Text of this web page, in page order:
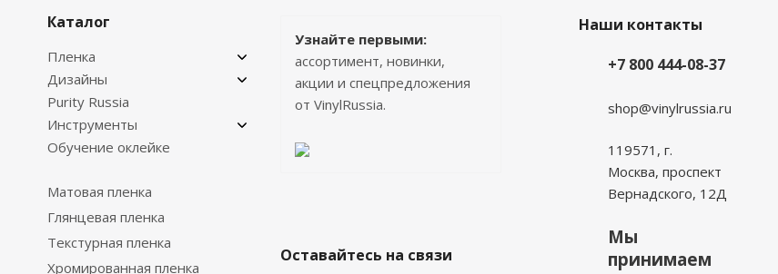
Каталог
Пленка
Дизайны
Purity Russia
Инструменты
Обучение оклейке
Матовая пленка
Глянцевая пленка
Текстурная пленка
Хромированная пленка
Узнайте первыми:
ассортимент, новинки,
акции и спецпредложения
от VinylRussia.
Оставайтесь на связи
Наши контакты
+7 800 444-08-37
shop@vinylrussia.ru
119571,г.
Москва, проспект
Вернадского, 12Д
Мы
принимаем